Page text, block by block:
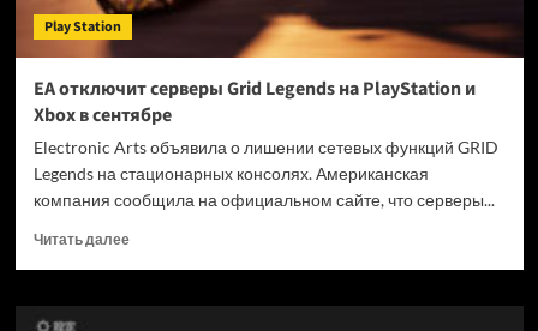
Play Station
EA отключит серверы Grid Legends на PlayStation и
Xbox в сентябре
Electronic Arts объявила о лишении сетевых функций GRID
Legends на стационарных консолях. Американская
компания сообщила на официальном сайте, что серверы...
Читать далееПрочитать
EA